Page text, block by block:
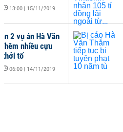
13:00 | 15/11/2019
2 vụ án Hà Văn
nhiều cựu
tố
06:00 | 14/11/2019